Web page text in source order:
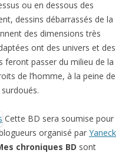
ou en dessous des
dessins débarrassés de la
des dimensions très
ont des univers et des
feront passer du milieu de la
de l’homme, à la peine de
Cette BD sera soumise pour
organisé par Yaneck
chroniques BD sont